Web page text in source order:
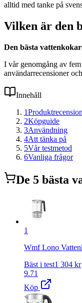
alltid med tanke på
Vilken är den
Den bästa
I vår genomgång av
användarrecensioner
Innehåll
1
2Köpguide
3Användning
4Att tänka på
5Vår testmetod
6Vanliga frågor
De 5 bästa
1
Wmf Lono
Bäst i test1 304 kr
9.71
Köp